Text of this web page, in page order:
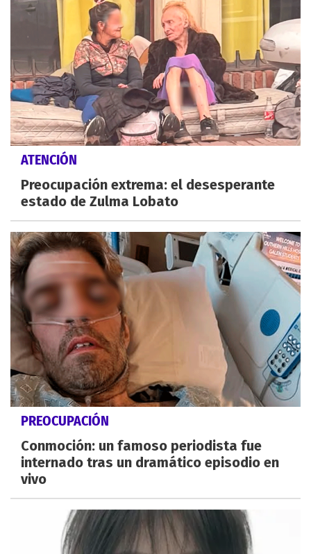
ATENCIÓN
Preocupación extrema: el desesperante
estado de Zulma Lobato
PREOCUPACIÓN
Conmoción: un famoso periodista fue
internado tras un dramático episodio en
vivo